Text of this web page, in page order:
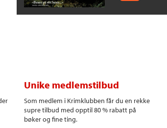
Unike medlemstilbud
Som medlem i Krimklubben får du en rekke
supre tilbud med opptil 80 % rabatt på
bøker og fine ting.